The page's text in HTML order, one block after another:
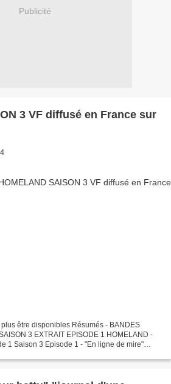
Publicité
3 VF diffusé en France sur
être disponibles Résumés - BANDES
3 EXTRAIT EPISODE 1 HOMELAND -
1 Saison 3 Episode 1 - "En ligne de mire"